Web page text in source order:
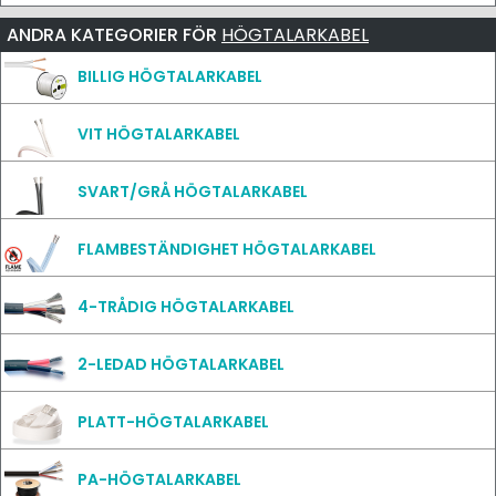
ANDRA KATEGORIER FÖR HÖGTALARKABEL
BILLIG HÖGTALARKABEL
VIT HÖGTALARKABEL
SVART/GRÅ HÖGTALARKABEL
FLAMBESTÄNDIGHET HÖGTALARKABEL
4-TRÅDIG HÖGTALARKABEL
2-LEDAD HÖGTALARKABEL
PLATT-HÖGTALARKABEL
PA-HÖGTALARKABEL